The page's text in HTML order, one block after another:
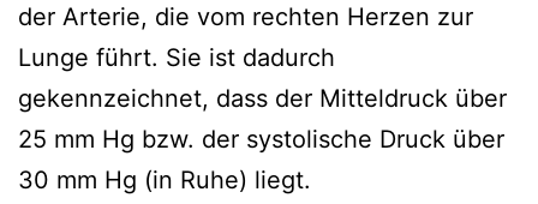
der Arterie, die vom rechten Herzen zur
Lunge führt. Sie ist dadurch
gekennzeichnet, dass der Mitteldruck über
25 mm Hg bzw. der systolische Druck über
30 mm Hg (in Ruhe) liegt.